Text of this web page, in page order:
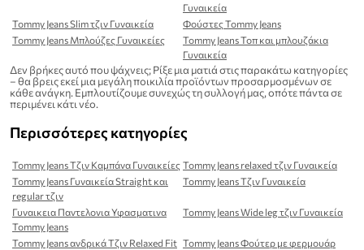
Γυναικεία
Tommy Jeans Slim τζιν Γυναικεία
Φούστες Tommy Jeans
Tommy Jeans Μπλούζες Γυναικείες
Tommy Jeans Τοπ και μπλουζάκια
Γυναικεία
Δεν βρήκες αυτό που ψάχνεις; Ρίξε μια ματιά στις παρακάτω κατηγορίες
– θα βρεις εκεί μια μεγάλη ποικιλία προϊόντων προσαρμοσμένων σε
κάθε ανάγκη. Εμπλουτίζουμε συνεχώς τη συλλογή μας, οπότε πάντα σε
περιμένει κάτι νέο.
Περισσότερες κατηγορίες
Tommy Jeans Τζιν Καμπάνα Γυναικείες Tommy Jeans relaxed τζιν Γυναικεία
Tommy Jeans Γυναικεία Straight και
regular τζιν
Tommy Jeans Τζιν Γυναικεία
Γυναικεια Παντελονια Υφασματινα
Tommy Jeans
Tommy Jeans Wide leg τζιν Γυναικεία
Tommy Jeans ανδρικά Τζιν Relaxed Fit Tommy Jeans Φούτερ με φερμουάρ